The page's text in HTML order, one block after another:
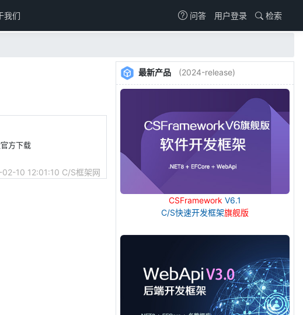
我们 问答 用户登录 检索
方下载
10 12:01:10 C/S框架网
最新产品 (2024-release)
CSFramework V6.1
C/S快速开发框架旗舰版